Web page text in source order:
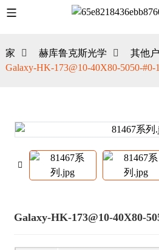
家 赫库鲁克斯光学 其他
Galaxy-HK-173@10-40X80-5050-#0-
Galaxy-HK-173@10-40X80-